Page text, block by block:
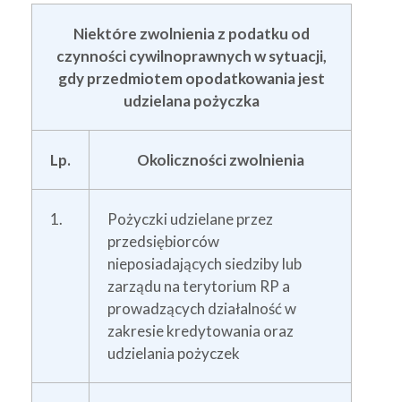
Niektóre zwolnienia z podatku od
czynności cywilnoprawnych w sytuacji,
gdy przedmiotem opodatkowania jest
udzielana pożyczka
Lp. Okoliczności zwolnienia
1.
Pożyczki udzielane przez
przedsiębiorców
nieposiadających siedziby lub
zarządu na terytorium RP a
prowadzących działalność w
zakresie kredytowania oraz
udzielania pożyczek